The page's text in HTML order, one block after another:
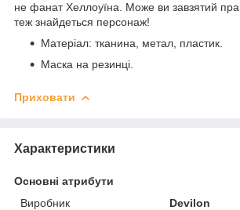
не фанат Хеллоуїна. Може ви завзятий
теж знайдеться персонаж!
Матеріал: тканина, метал, пластик.
Маска на резинці.
Приховати
Характеристики
Основні атрибути
Виробник
Devilon